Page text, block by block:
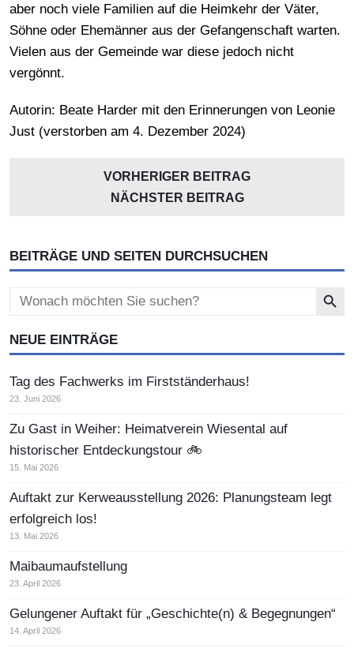
aber noch viele Familien auf die Heimkehr der Väter,
Söhne oder Ehemänner aus der Gefangenschaft warten.
Vielen aus der Gemeinde war diese jedoch nicht
vergönnt.
Autorin: Beate Harder mit den Erinnerungen von Leonie
Just (verstorben am 4. Dezember 2024)
VORHERIGER BEITRAG
NÄCHSTER BEITRAG
BEITRÄGE UND SEITEN DURCHSUCHEN
Search
for:
NEUE EINTRÄGE
Tag des Fachwerks im Firstständerhaus!
23. Juni 2026
Zu Gast in Weiher: Heimatverein Wiesental auf
historischer Entdeckungstour 🚲
15. Mai 2026
Auftakt zur Kerweausstellung 2026: Planungsteam legt
erfolgreich los!
13. Mai 2026
Maibaumaufstellung
23. April 2026
Gelungener Auftakt für „Geschichte(n) & Begegnungen“
14. April 2026